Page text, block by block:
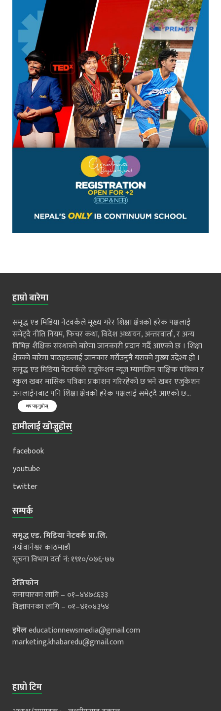
हाम्रो बारेमा
समृद्ध एड मिडिया नेटवर्कले मूख्य गरेर शिक्षा क्षेत्रको हरेक पक्षलाई
समेट्दै नीति नियम, फिचर कथा, विदेश अध्ययन, अन्तरवार्ता, र अन्य
विभिन्न शैक्षिक संस्थाको बारेमा जानकारी प्रदान गर्दै आएको छ । शिक्षा
क्षेत्रको बारेमा पाठहरुलाई जानकार गराँउनुनै यसको मुख्य उदेश्य हो ।
समृद्ध एड मिडिया नेटवर्कले एजुकेशन न्यूज म्यागजिन पाक्षिक पत्रिका र
स्कुल खबर मासिक पत्रिका प्रकाशन गरिरहेको छ भने खबर एजुकेशन
अनलाईनबाट पनि शिक्षा क्षेत्रको हरेक पक्षलाई समेट्दै आएको छ...
थप पढ्नुहोस्
हामीलाई खोज्नुहोस्
facebook
youtube
twitter
सम्पर्क
समृद्ध एड. मिडिया नेटवर्क प्रा.लि.
नयाँवानेश्वर काठमाडौं
सूचना विभाग दर्ता नं: १९१०/०७६-७७
टेलिफोन
समाचारका लागि – ०१–४४७८६३३
विज्ञापनका लागि – ०१–४१०४३५४
इमेलeducationnewsmedia@gmail.com
marketing.khabaredu@gmail.com
हाम्रो टिम